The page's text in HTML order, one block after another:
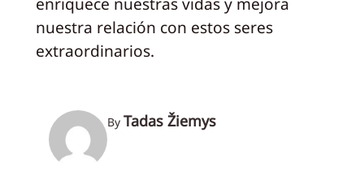
nuestra relación con estos seres
extraordinarios.
By Tadas Žiemys